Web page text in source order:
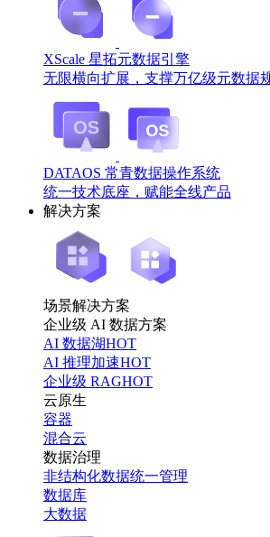
XScale 星拓元数据引擎
无限横向扩展，支撑万亿级元数据
DATAOS 常青数据操作系统
统一技术底座，赋能全线产品
解决方案
场景解决方案
企业级 AI 数据方案
AI 数据湖HOT
AI 推理加速HOT
企业级 RAGHOT
云原生
容器
混合云
数据治理
非结构化数据统一管理
数据库
大数据